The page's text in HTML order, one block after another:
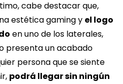
cabe destacar que,
estética gaming y el logo
en uno de los laterales,
presenta un acabado
persona que se siente
podrá llegar sin ningún